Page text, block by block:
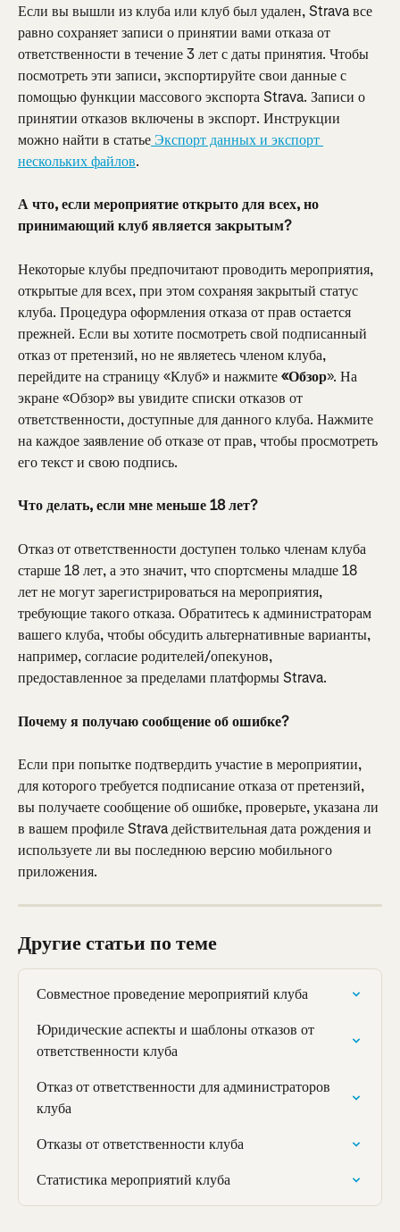
Если вы вышли из клуба или клуб был удален, Strava все
равно сохраняет записи о принятии вами отказа от
ответственности в течение 3 лет с даты принятия. Чтобы
посмотреть эти записи, экспортируйте свои данные с
помощью функции массового экспорта Strava. Записи о
принятии отказов включены в экспорт. Инструкции
можно найти в статье Экспорт данных и экспорт
нескольких файлов.
А что, если мероприятие открыто для всех, но
принимающий клуб является закрытым?
Некоторые клубы предпочитают проводить мероприятия,
открытые для всех, при этом сохраняя закрытый статус
клуба. Процедура оформления отказа от прав остается
прежней. Если вы хотите посмотреть свой подписанный
отказ от претензий, но не являетесь членом клуба,
перейдите на страницу «Клуб» и нажмите «Обзор». На
экране «Обзор» вы увидите списки отказов от
ответственности, доступные для данного клуба. Нажмите
на каждое заявление об отказе от прав, чтобы просмотреть
его текст и свою подпись.
Что делать, если мне меньше 18 лет?
Отказ от ответственности доступен только членам клуба
старше 18 лет, а это значит, что спортсмены младше 18
лет не могут зарегистрироваться на мероприятия,
требующие такого отказа. Обратитесь к администраторам
вашего клуба, чтобы обсудить альтернативные варианты,
например, согласие родителей/опекунов,
предоставленное за пределами платформы Strava.
Почему я получаю сообщение об ошибке?
Если при попытке подтвердить участие в мероприятии,
для которого требуется подписание отказа от претензий,
вы получаете сообщение об ошибке, проверьте, указана ли
в вашем профиле Strava действительная дата рождения и
используете ли вы последнюю версию мобильного
приложения.
Другие статьи по теме
Совместное проведение мероприятий клуба
Юридические аспекты и шаблоны отказов от
ответственности клуба
Отказ от ответственности для администраторов
клуба
Отказы от ответственности клуба
Статистика мероприятий клуба